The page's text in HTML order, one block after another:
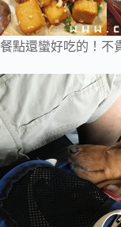
餐點還蠻好吃的！不